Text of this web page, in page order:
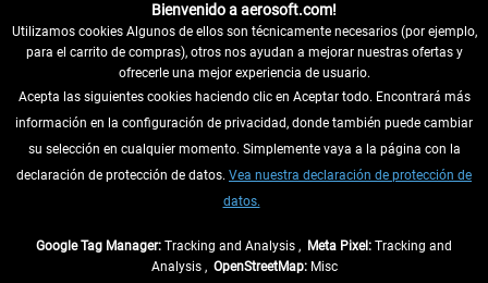
DESISTIR DEL CONTRATO
INFORMACIÓN
Bienvenido a aerosoft.com!
Utilizamos cookies Algunos de ellos son técnicamente necesarios (por ejemplo,
para el carrito de compras), otros nos ayudan a mejorar nuestras ofertas y
ofrecerle una mejor experiencia de usuario.
Acepta las siguientes cookies haciendo clic en Aceptar todo. Encontrará más
información en la configuración de privacidad, donde también puede cambiar
su selección en cualquier momento. Simplemente vaya a la página con la
declaración de protección de datos. Vea nuestra declaración de protección de
datos.
Google Tag Manager: Tracking and Analysis , Meta Pixel: Tracking and
Analysis , OpenStreetMap:Misc